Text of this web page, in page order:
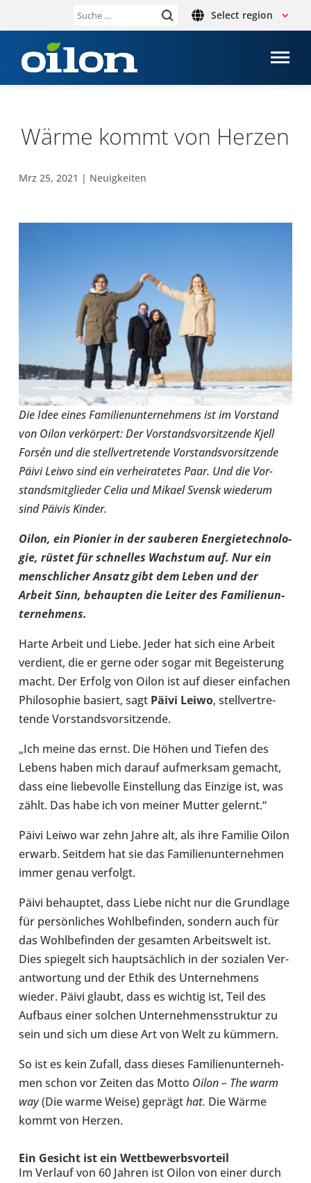
Suche Select region
Wärme kommt von Herzen
Mrz 25, 2021 | Neu­ig­kei­ten
Die Idee eines Fami­li­en­un­ter­neh­mens ist im Vor­stand
von Oilon ver­kör­pert: Der Vor­stands­vor­sit­zende Kjell
Forsén und die stell­ver­tre­tende Vor­stands­vor­sit­zende
Päivi Leiwo sind ein ver­hei­ra­te­tes Paar. Und die Vor­
stands­mit­glie­der Celia und Mikael Svensk wie­derum
sind Päivis Kinder.
Oilon, ein Pionier in der sau­be­ren Ener­gie­tech­no­lo­
gie, rüstet für schnel­les Wachs­tum auf. Nur ein
mensch­li­cher Ansatz gibt dem Leben und der
Arbeit Sinn, behaup­ten die Leiter des Fami­li­en­un­
ter­neh­mens.
Harte Arbeit und Liebe. Jeder hat sich eine Arbeit
ver­dient, die er gerne oder sogar mit Begeis­te­rung
macht. Der Erfolg von Oilon ist auf dieser ein­fa­chen
Phi­lo­so­phie basiert, sagt Päivi Leiwo, stell­ver­tre­
tende Vor­stands­vor­sit­zende.
„Ich meine das ernst. Die Höhen und Tiefen des
Lebens haben mich darauf auf­merk­sam gemacht,
dass eine lie­be­volle Ein­stel­lung das Einzige ist, was
zählt. Das habe ich von meiner Mutter gelernt.“
Päivi Leiwo war zehn Jahre alt, als ihre Familie Oilon
erwarb. Seitdem hat sie das Fami­li­en­un­ter­neh­men
immer genau ver­folgt.
Päivi behaup­tet, dass Liebe nicht nur die Grund­lage
für per­sön­li­ches Wohl­be­fin­den, sondern auch für
das Wohl­be­fin­den der gesam­ten Arbeits­welt ist.
Dies spie­gelt sich haupt­säch­lich in der sozia­len Ver­
ant­wor­tung und der Ethik des Unter­neh­mens
wieder. Päivi glaubt, dass es wichtig ist, Teil des
Aufbaus einer solchen Unter­neh­mens­struk­tur zu
sein und sich um diese Art von Welt zu kümmern.
So ist es kein Zufall, dass dieses Fami­li­en­un­ter­neh­
men schon vor Zeiten das Motto Oilon – The warm
way(Die warme Weise) geprägthat. Die Wärme
kommt von Herzen.
Ein Gesicht ist ein Wett­be­werbs­vor­teil
Im Verlauf von 60 Jahren ist Oilon von einer durch